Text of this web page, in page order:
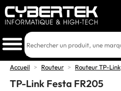
Accueil > Routeur > Routeur TP-Link
TP-Link Festa FR205